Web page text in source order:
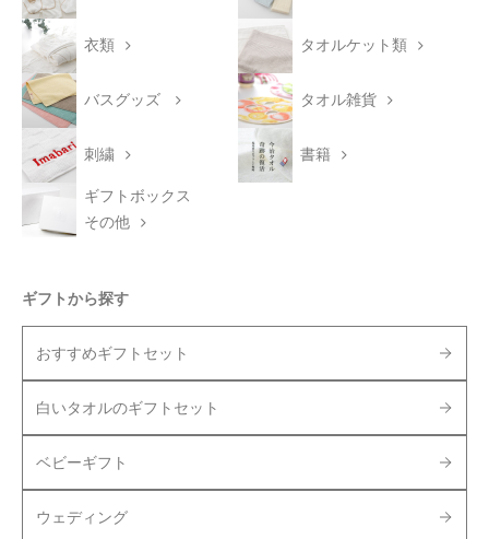
衣類 タオルケット類
バスグッズ タオル雑貨
刺繍 書籍
ギフトボックス
その他
ギフトから探す
おすすめギフトセット
白いタオルのギフトセット
ベビーギフト
ウェディング